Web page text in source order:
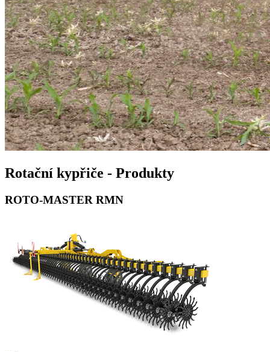
Rotační kypřiče - Produkty
ROTO-MASTER RMN